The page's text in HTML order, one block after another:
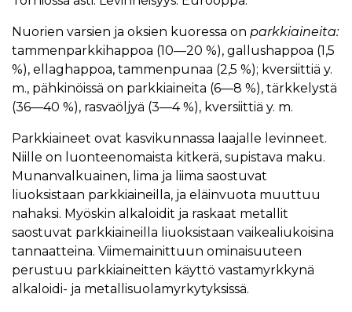
Nuorien varsien ja oksien kuoressa on parkkiaineita:
tammenparkkihappoa (10—20 %), gallushappoa (1,5
%), ellaghappoa, tammenpunaa (2,5 %); kversiittiä y.
m., pähkinöissä on parkkiaineita (6—8 %), tärkkelystä
(36—40 %), rasvaöljyä (3—4 %), kversiittiä y. m.
Parkkiaineet ovat kasvikunnassa laajalle levinneet.
Niille on luonteenomaista kitkerä, supistava maku.
Munanvalkuainen, lima ja liima saostuvat
liuoksistaan parkkiaineilla, ja eläinvuota muuttuu
nahaksi. Myöskin alkaloidit ja raskaat metallit
saostuvat parkkiaineilla liuoksistaan vaikealiukoisina
tannaatteina. Viimemainittuun ominaisuuteen
perustuu parkkiaineitten käyttö vastamyrkkynä
alkaloidi- ja metallisuolamyrkytyksissä.